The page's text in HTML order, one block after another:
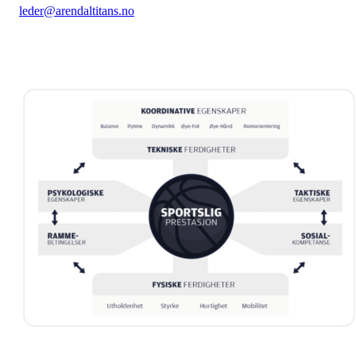
leder@arendaltitans.no